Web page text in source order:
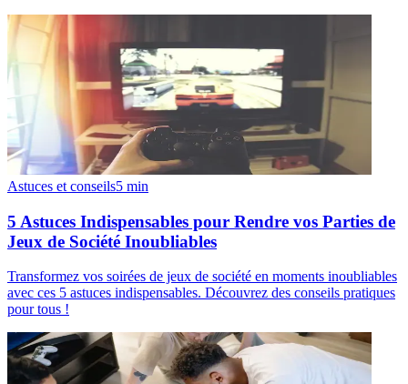
Astuces et conseils5 min
5 Astuces Indispensables pour Rendre vos Parties de
Jeux de Société Inoubliables
Transformez vos soirées de jeux de société en moments inoubliables
avec ces 5 astuces indispensables. Découvrez des conseils pratiques
pour tous !